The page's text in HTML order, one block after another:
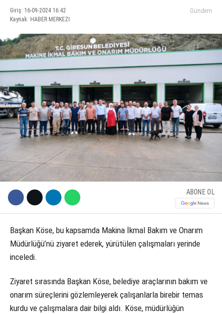
WhatsApp İhbar Hattı
Facebook
Instagram
Youtube
KÜLTÜR SANAT
SERVISLER
Giriş: 16-09-2024 16:42
Kaynak: HABER MERKEZI
Gündem
ABONE OL
Başkan Köse, bu kapsamda Makina İkmal Bakım ve Onarım
Müdürlüğü’nü ziyaret ederek, yürütülen çalışmaları yerinde
inceledi.
Ziyaret sırasında Başkan Köse, belediye araçlarının bakım ve
onarım süreçlerini gözlemleyerek çalışanlarla birebir temas
kurdu ve çalışmalara dair bilgi aldı. Köse, müdürlüğün